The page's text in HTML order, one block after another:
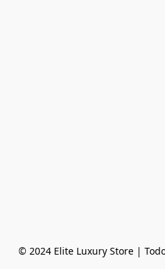
© 2024 Elite Luxury Store |